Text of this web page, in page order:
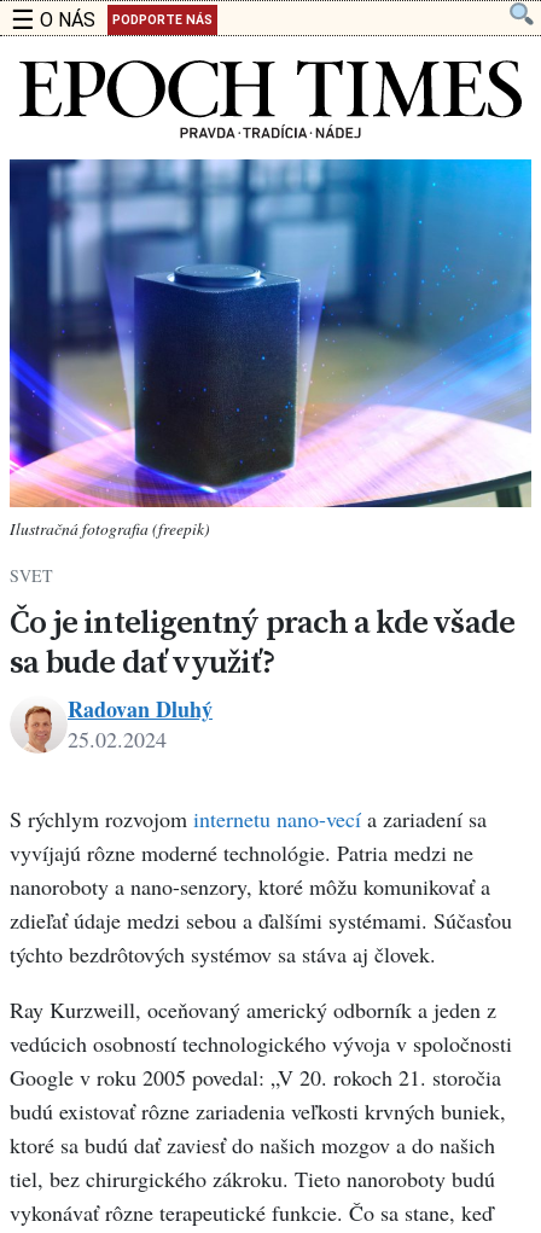
☰ O NÁS PODPORTE NÁS
Ilustračná fotografia (freepik)
SVET
Čo je inteligentný prach a kde všade
sa bude dať využiť?
Dluhý
Radovan Dluhý
25.02.2024
S rýchlym rozvojom internetu nano-vecí a zariadení sa
vyvíjajú rôzne moderné technológie. Patria medzi ne
nanoroboty a nano-senzory, ktoré môžu komunikovať a
zdieľať údaje medzi sebou a ďalšími systémami. Súčasťou
týchto bezdrôtových systémov sa stáva aj človek.
Ray Kurzweill, oceňovaný americký odborník a jeden z
vedúcich osobností technologického vývoja v spoločnosti
Google v roku 2005 povedal: „V 20. rokoch 21. storočia
budú existovať rôzne zariadenia veľkosti krvných buniek,
ktoré sa budú dať zaviesť do našich mozgov a do našich
tiel, bez chirurgického zákroku. Tieto nanoroboty budú
vykonávať rôzne terapeutické funkcie. Čo sa stane, keď